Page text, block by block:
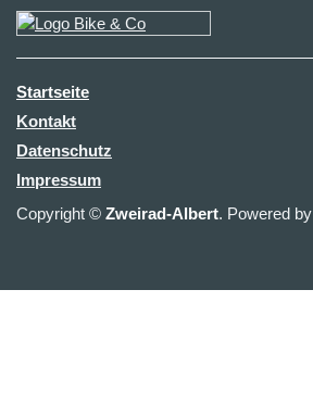
Startseite
Kontakt
Datenschutz
Impressum
Copyright © Zweirad-Albert. Powered by